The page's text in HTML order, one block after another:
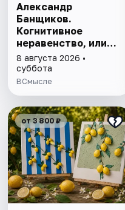
Александр
Банщиков.
Когнитивное
неравенство, или
почему умные
умнеют, а глупые
глупеют
8 августа 2026 •
суббота
ВСмысле
от 3 800 ₽